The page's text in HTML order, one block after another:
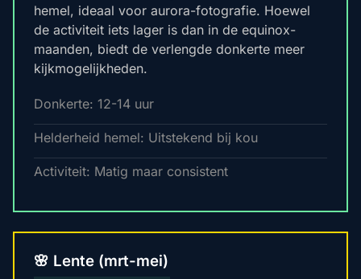
hemel, ideaal voor aurora-fotografie. Hoewel
de activiteit iets lager is dan in de equinox-
maanden, biedt de verlengde donkerte meer
kijkmogelijkheden.
Donkerte: 12-14 uur
Helderheid hemel: Uitstekend bij kou
Activiteit: Matig maar consistent
🌸 Lente (mrt-mei)